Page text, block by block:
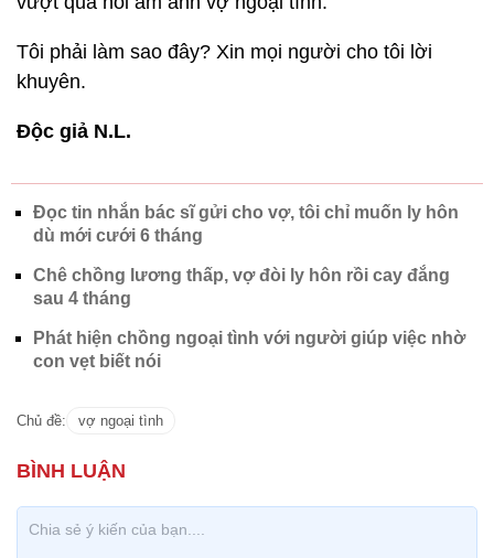
Tôi phải làm sao đây? Xin mọi người cho tôi lời
khuyên.
Độc giả N.L.
Đọc tin nhắn bác sĩ gửi cho vợ, tôi chỉ muốn ly hôn
dù mới cưới 6 tháng
Chê chồng lương thấp, vợ đòi ly hôn rồi cay đắng
sau 4 tháng
Phát hiện chồng ngoại tình với người giúp việc nhờ
con vẹt biết nói
Chủ đề: vợ ngoại tình